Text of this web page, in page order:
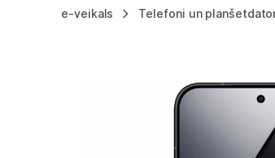
e-veikals Telefoni un
Globāls iestatījums animāciju aktivizēšanai vai